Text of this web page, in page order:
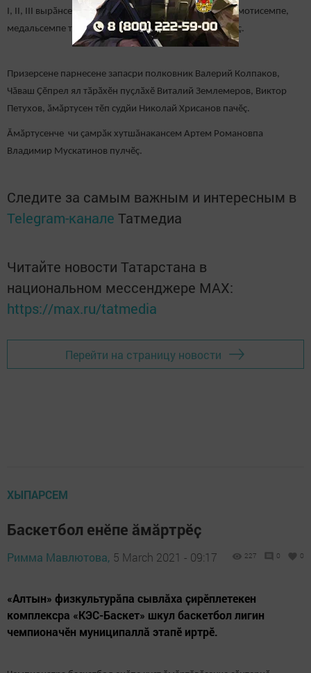
I, II, III вырӑнсене йышӑннӑ спортсменсене Хисеп грамотисемпе,
медальсемпе тата асӑнмалăх сувенирсемпе чысларӗç.
Призерсене парнесене запасри полковник Валерий Колпаков,
Чăваш Ҫӗпрел ял тӑрӑхӗн пуҫлӑхӗ Виталий Землемеров, Виктор
Петухов, ӑмӑртусен тӗп судйи Николай Хрисанов пачӗç.
Ӑмӑртусенче чи ҫамрӑк хутшăнакансем Артем Романовпа
Владимир Мускатинов пулчӗç.
Следите за самым важным и интересным в
Telegram-канале Татмедиа
Читайте новости Татарстана в
национальном мессенджере MАХ:
https://max.ru/tatmedia
Перейти на страницу новости
ХЫПАРСЕМ
Баскетбол енӗпе ӑмӑртрӗҫ
Римма Мавлютова, 5 March 2021 - 09:17 227 0 0
«Алтын» физкультурӑпа сывлӑха ҫирӗплетекен
комплексра «КЭС-Баскет» шкул баскетбол лигин
чемпионачӗн муниципаллă этапӗ иртрӗ.